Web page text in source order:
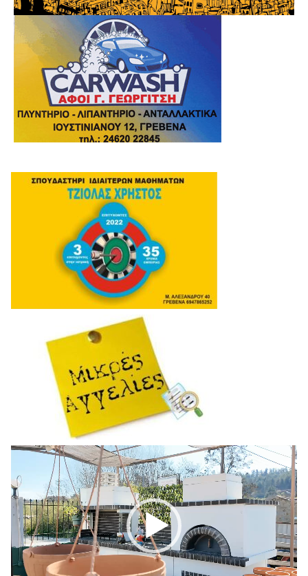
Πρόγραμμα
Αναπαραγωγής
Βίντεο